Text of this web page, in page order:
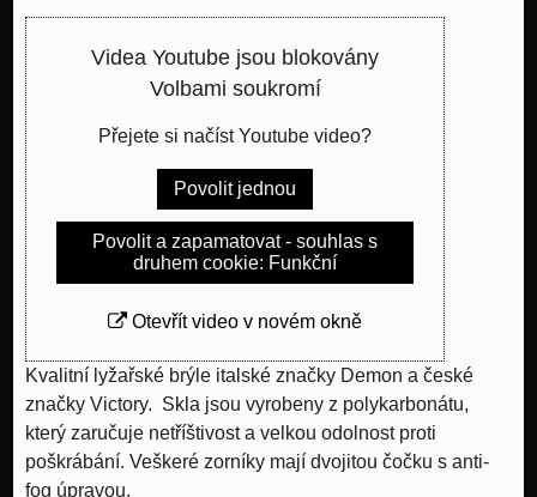
Videa Youtube jsou blokovány
Volbami soukromí
Přejete si načíst Youtube video?
Povolit jednou
Povolit a zapamatovat - souhlas s
druhem cookie: Funkční
Otevřít video v novém okně
Kvalitní lyžařské brýle italské značky Demon a české
značky Victory. Skla jsou vyrobeny z polykarbonátu,
který zaručuje netříštivost a velkou odolnost proti
poškrábání. Veškeré zorníky mají dvojitou čočku s anti-
fog úpravou.